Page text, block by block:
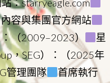
：starryeagle.com
容與集團官方網站
（2009–2023）
星
，SEG）：（2025年
管理團隊
首席執行